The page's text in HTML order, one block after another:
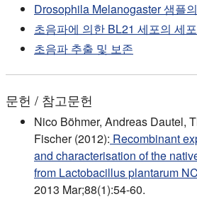
Drosophila Melanogaster 샘플
초음파에 의한 BL21 세포의 세
초음파 추출 및 보존
문헌 / 참고문헌
Nico Böhmer, Andreas Dautel,
Fischer (2012): Recombinant
and characterisation of the
from Lactobacillus plantarum
2013 Mar;88(1):54-60.